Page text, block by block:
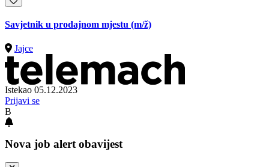
Savjetnik u prodajnom mjestu (m/ž)
Jajce
Istekao 05.12.2023
Prijavi se
B
Nova job alert obavijest